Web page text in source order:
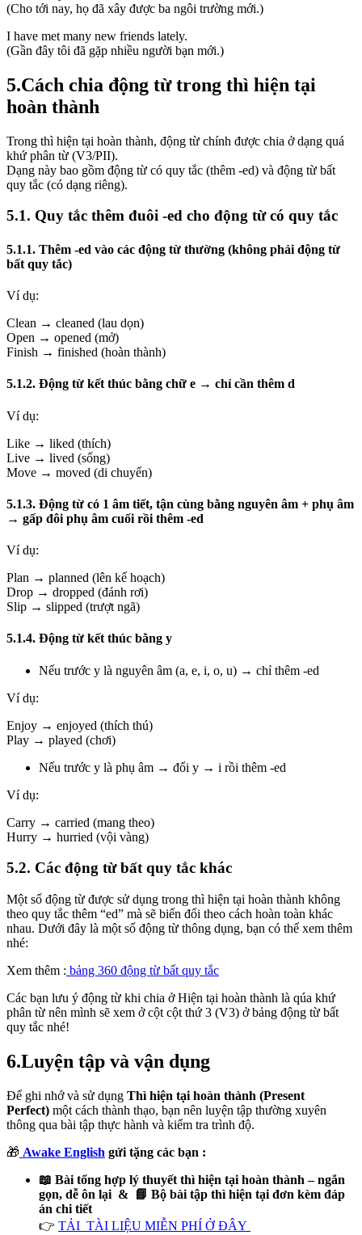
(Cho tới nay, họ đã xây được ba ngôi trường mới.)
I have met many new friends lately.
(Gần đây tôi đã gặp nhiều người bạn mới.)
5.Cách chia động từ trong thì hiện tại
hoàn thành
Trong thì hiện tại hoàn thành, động từ chính được chia ở dạng quá
khứ phân từ (V3/PII).
Dạng này bao gồm động từ có quy tắc (thêm -ed) và động từ bất
quy tắc (có dạng riêng).
5.1. Quy tắc thêm đuôi -ed cho động từ có quy tắc
5.1.1. Thêm -ed vào các động từ thường (không phải động từ
bất quy tắc)
Ví dụ:
Clean → cleaned (lau dọn)
Open → opened (mở)
Finish → finished (hoàn thành)
5.1.2. Động từ kết thúc bằng chữ e → chỉ cần thêm d
Ví dụ:
Like → liked (thích)
Live → lived (sống)
Move → moved (di chuyển)
5.1.3. Động từ có 1 âm tiết, tận cùng bằng nguyên âm + phụ âm
→ gấp đôi phụ âm cuối rồi thêm -ed
Ví dụ:
Plan → planned (lên kế hoạch)
Drop → dropped (đánh rơi)
Slip → slipped (trượt ngã)
5.1.4. Động từ kết thúc bằng y
Nếu trước y là nguyên âm (a, e, i, o, u) → chỉ thêm -ed
Ví dụ:
Enjoy → enjoyed (thích thú)
Play → played (chơi)
Nếu trước y là phụ âm → đổi y → i rồi thêm -ed
Ví dụ:
Carry → carried (mang theo)
Hurry → hurried (vội vàng)
5.2. Các động từ bất quy tắc khác
Một số động từ được sử dụng trong thì hiện tại hoàn thành không
theo quy tắc thêm “ed” mà sẽ biến đổi theo cách hoàn toàn khác
nhau. Dưới đây là một số động từ thông dụng, bạn có thể xem thêm
nhé:
Xem thêm : bảng 360 động từ bất quy tắc
Các bạn lưu ý động từ khi chia ở Hiện tại hoàn thành là qúa khứ
phân từ nên mình sẽ xem ở cột cột thứ 3 (V3) ở bảng động từ bất
quy tắc nhé!
6.Luyện tập và vận dụng
Để ghi nhớ và sử dụng Thì hiện tại hoàn thành (Present
Perfect) một cách thành thạo, bạn nên luyện tập thường xuyên
thông qua bài tập thực hành và kiểm tra trình độ.
🎁 Awake English gửi tặng các bạn :
📖 Bài tổng hợp lý thuyết thì hiện tại hoàn thành – ngắn
gọn, dễ ôn lại & 📘 Bộ bài tập thì hiện tại đơn kèm đáp
án chi tiết
👉 TẢI TÀI LIỆU MIỄN PHÍ Ở ĐÂY